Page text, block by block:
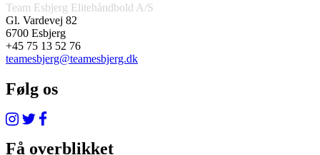
Team Esbjerg Elitehåndbold A/S
Gl. Vardevej 82
6700 Esbjerg
+45 75 13 52 76
teamesbjerg@teamesbjerg.dk
Følg os
Få overblikket